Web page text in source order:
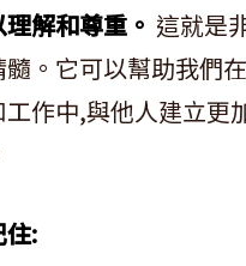
解和尊重。 這就是
。它可以幫助我們
作中,與他人建立更
: